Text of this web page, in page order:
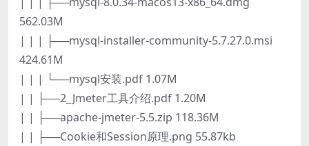
562.03M
| | | ├──mysql-installer-community-5.7.27.0.msi
424.61M
| | | └──mysql安装.pdf 1.07M
| | ├──2_Jmeter工具介绍.pdf 1.20M
| | ├──apache-jmeter-5.5.zip 118.36M
| | ├──Cookie和Session原理.png 55.87kb